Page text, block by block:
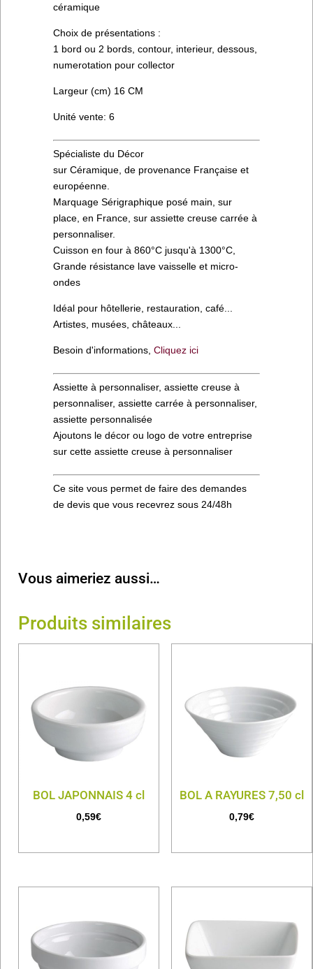
céramique
Choix de présentations :
1 bord ou 2 bords, contour, interieur, dessous,
numerotation pour collector
Largeur (cm) 16 CM
Unité vente: 6
Spécialiste du Décor
sur Céramique, de provenance Française et
européenne.
Marquage Sérigraphique posé main, sur
place, en France, sur assiette creuse carrée à
personnaliser.
Cuisson en four à 860°C jusqu'à 1300°C,
Grande résistance lave vaisselle et micro-
ondes
Idéal pour hôtellerie, restauration, café...
Artistes, musées, châteaux...
Besoin d'informations, Cliquez ici
Assiette à personnaliser, assiette creuse à
personnaliser, assiette carrée à personnaliser,
assiette personnalisée
Ajoutons le décor ou logo de votre entreprise
sur cette assiette creuse à personnaliser
Ce site vous permet de faire des demandes
de devis que vous recevrez sous 24/48h
Vous aimeriez aussi…
Produits similaires
BOL JAPONNAIS 4 cl
0,59€
BOL A RAYURES 7,50 cl
0,79€